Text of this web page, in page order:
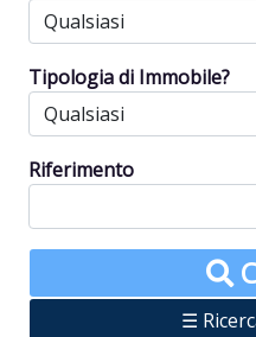
Tipologia di Immobile?
Riferimento
☰